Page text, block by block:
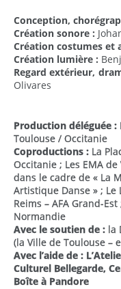
Conception,
Création sonore :
Création costumes et
Création lumière :
Regard extérieur,
Olivares
Production déléguée :
Toulouse / Occitanie
Coproductions : La
Occitanie ; Les EMA
dans le cadre de « La
Artistique Danse » ;
Reims – AFA Grand-
Normandie
Avec le soutien de : la
(la Ville de Toulouse –
Avec l’aide de :
Culturel Bellegarde,
Boîte à Pandore